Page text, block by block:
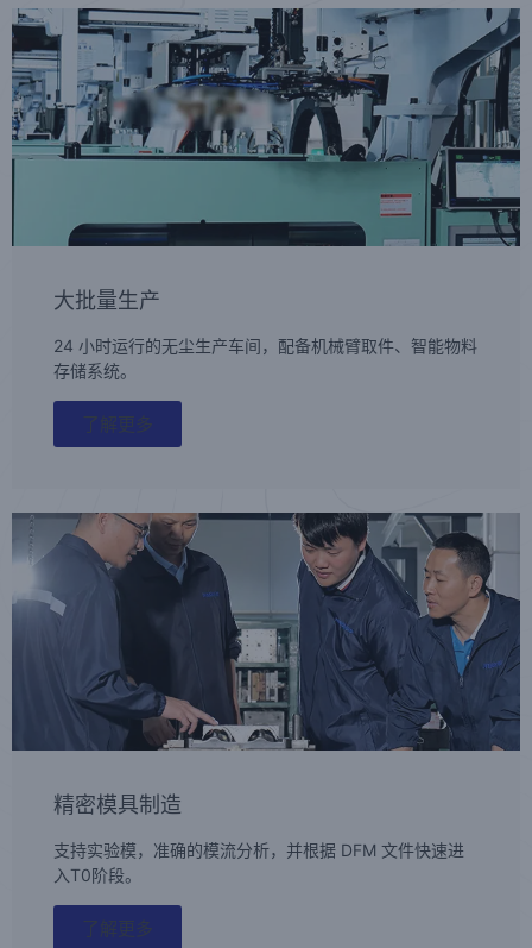
大批量生产
24 小时运行的无尘生产车间，配备机械臂取件、智能物料
存储系统。
了解更多
精密模具制造
支持实验模，准确的模流分析，并根据 DFM 文件快速进
入T0阶段。
了解更多